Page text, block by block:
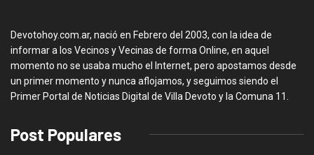
Devotohoy.com.ar, nació en Febrero del 2003, con la idea de
informar a los Vecinos y Vecinas de forma Online, en aquel
momento no se usaba mucho el Internet, pero apostamos desde
un primer momento y nunca aflojamos, y seguimos siendo el
Primer Portal de Noticias Digital de Villa Devoto y la Comuna 11.
Post Populares